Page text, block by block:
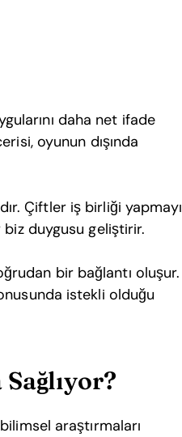
daha net ifade
oyunun dışında
Çiftler iş birliği yapmayı
biz duygusu geliştirir.
bir bağlantı oluşur.
istekli olduğu
araştırmaları